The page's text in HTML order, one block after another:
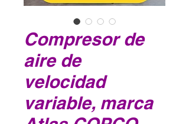
Compresor de
aire de
velocidad
variable, marca